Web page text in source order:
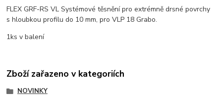
FLEX GRF-RS VL Systémové těsnění pro extrémně drsné povrchy
s hloubkou profilu do 10 mm, pro VLP 18 Grabo.
1ks v balení
Zboží zařazeno v kategoriích
NOVINKY